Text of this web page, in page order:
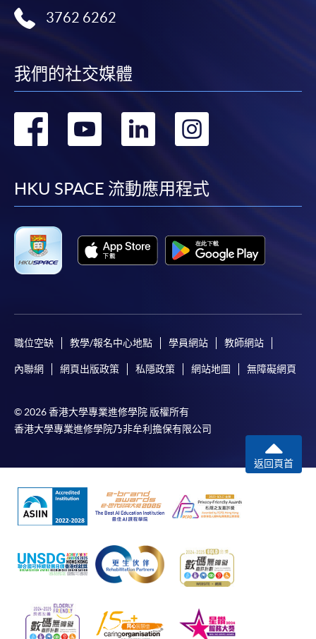
3762 6262
我們的社交媒體
轉
facebook
轉
youtube
轉
linkedin
轉
HKU SPACE 流動應用程式
職位空缺 教學/報名中心地點 學員網站 教師網站
內聯網 網頁出版政策 私隱政策 網站地圖 無障礙網頁
© 2026 香港大學專業進修學院 版權所有
香港大學專業進修學院乃非牟利擔保有限公司
返回頁首